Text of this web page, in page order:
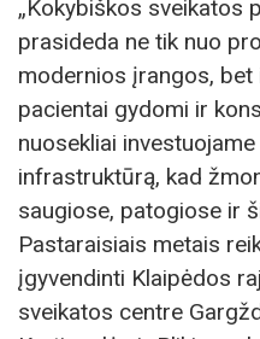
„Kokybiškos sveikatos
prasideda ne tik nuo
modernios įrangos, bet
pacientai gydomi ir
nuosekliai
infrastruktūrą, kad
saugiose, patogiose ir
Pastaraisiais metais
įgyvendinti Klaipėdos
sveikatos centre